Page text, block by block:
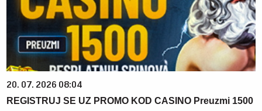
20. 07. 2026 08:04
REGISTRUJ SE UZ PROMO KOD CASINO Preuzmi 1500